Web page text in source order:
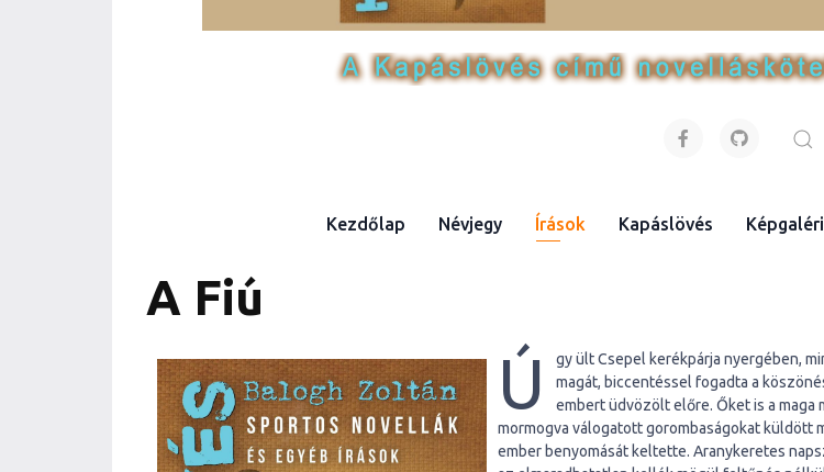
Kezdőlap Névjegy Írások Kapáslövés
A Fiú
Ú
gy ült Csepel kerékpárja nyergében,
magát, biccentéssel fogadta a
embert üdvözölt előre. Őket is a maga
mormogva válogatott gorombaságokat küldött
ember benyomását keltette. Aranykeretes